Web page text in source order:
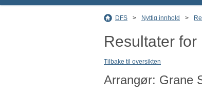
DFS > Nyttig innhold >
Resultater
Tilbake til oversikten
Arrangør: Grane